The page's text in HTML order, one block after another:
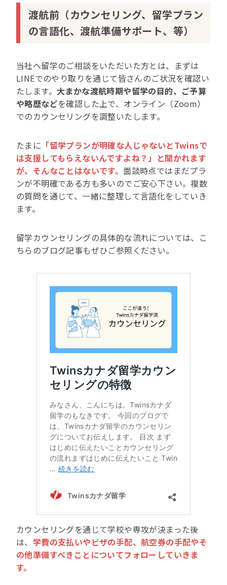
渡航前（カウンセリング、留学プラン
の言語化、渡航準備サポート、等）
当社へ留学のご相談をいただいた方とは、まずは
LINEでのやり取りを通じて皆さんのご状況を確認い
たします。 大まかな渡航時期や留学の目的、ご予算
や略歴などを確認した上で、オンライン（Zoom）
でのカウンセリングを調整いたします。
たまに 「留学プランが明確な人じゃないとTwinsで
は支援してもらえないんですよね？」と聞かれます
が、そんなことはないです。 面談時点ではまだプラ
ンが不明確である方も多いのでご安心下さい。複数
の質問を通じて、一緒に整理して言語化をしていき
ます。
留学カウンセリングの具体的な流れについては、こ
ちらのブログ記事もぜひご参照ください。
カウンセリングを通じて学校や専攻が決まった後
は、 学費の支払いやビザの手配、航空券の手配やそ
の他準備すべきことについてフォローしていきま
す。